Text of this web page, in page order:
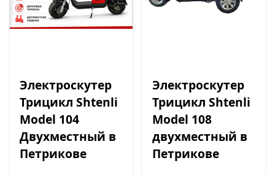
Электроскутер
Трицикл Shtenli
Model 104
Двухместный в
Петрикове
Электроскутер
Трицикл Shtenli
Model 108
двухместный в
Петрикове